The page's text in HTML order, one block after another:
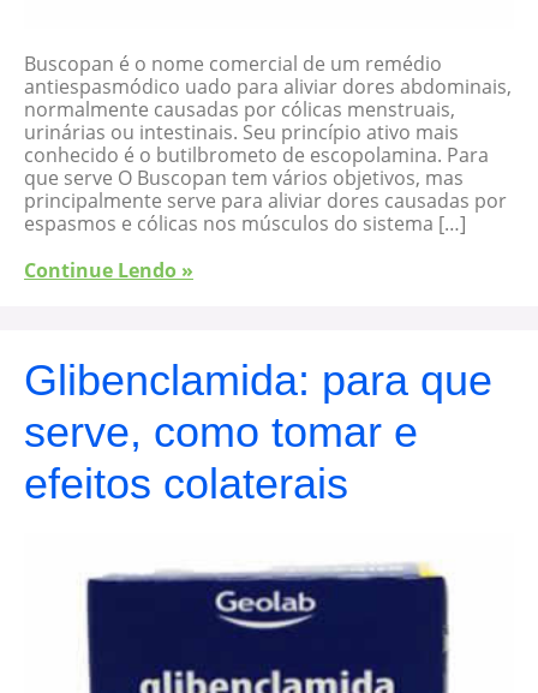
Buscopan é o nome comercial de um remédio
antiespasmódico uado para aliviar dores abdominais,
normalmente causadas por cólicas menstruais,
urinárias ou intestinais. Seu princípio ativo mais
conhecido é o butilbrometo de escopolamina. Para
que serve O Buscopan tem vários objetivos, mas
principalmente serve para aliviar dores causadas por
espasmos e cólicas nos músculos do sistema […]
Continue Lendo »
Glibenclamida: para que
serve, como tomar e
efeitos colaterais